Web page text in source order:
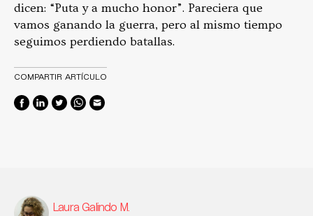
dicen: “Puta y a mucho honor”. Pareciera que
vamos ganando la guerra, pero al mismo tiempo
seguimos perdiendo batallas.
COMPARTIR ARTÍCULO
Laura Galindo M.